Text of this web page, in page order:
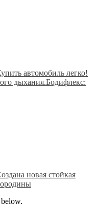
автомобиль легко!
Бодифлекс:
новая стойкая